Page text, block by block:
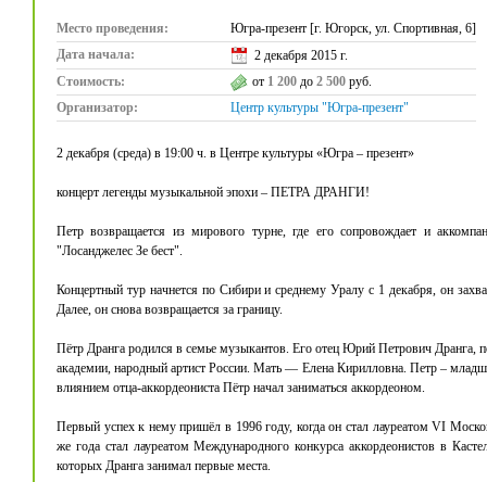
Место проведения:
Югра-презент [г. Югорск, ул. Спортивная, 6]
Дата начала:
2 декабря 2015 г.
Стоимость:
от 1 200 до 2 500 руб.
Организатор:
Центр культуры "Югра-презент"
2 декабря (среда) в 19:00 ч. в Центре культуры «Югра – презент»
концерт легенды музыкальной эпохи – ПЕТРА ДРАНГИ!
Петр возвращается из мирового турне, где его сопровождает и
"Лосанджелес Зе бест".
Концертный тур начнется по Сибири и среднему Уралу с 1 декабря, он
Далее, он снова возвращается за границу.
Пётр Дранга родился в семье музыкантов. Его отец Юрий Петрович Дранга,
академии, народный артист России. Мать — Елена Кирилловна. Петр –
влиянием отца-аккордеониста Пётр начал заниматься аккордеоном.
Первый успех к нему пришёл в 1996 году, когда он стал лауреатом VI
же года стал лауреатом Международного конкурса аккордеонистов в
которых Дранга занимал первые места.